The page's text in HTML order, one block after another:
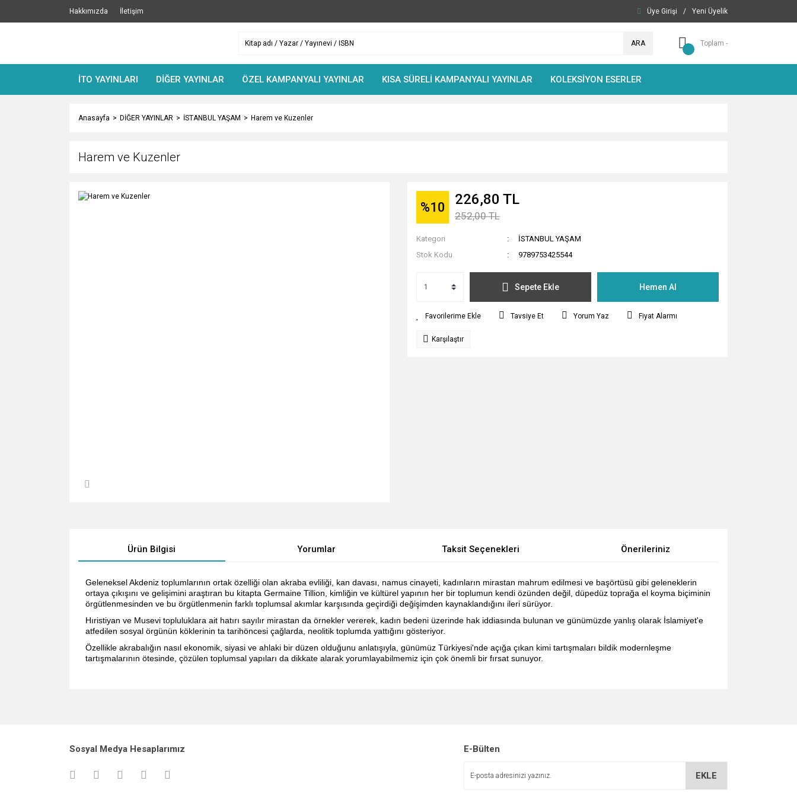
Hakkımızda İletişim Üye Girişi / Yeni Üyelik
ARA Toplam -
İTO YAYINLARI DİĞER YAYINLAR ÖZEL KAMPANYALI YAYINLAR KISA SÜRELİ KAMPANYALI YAYINLAR KOLEKSİYON ESERLER
Anasayfa DİĞER YAYINLAR İSTANBUL YAŞAM Harem ve Kuzenler
Harem ve Kuzenler
%10 226,80 TL
252,00 TL
Kategori
İSTANBUL YAŞAM
Stok Kodu
9789753425544
Sepete Ekle Hemen Al
Tavsiye Et Yorum Yaz Fiyat Alarmı
Karşılaştır
Ürün Bilgisi Yorumlar Taksit Seçenekleri Önerileriniz
Geleneksel Akdeniz toplumlarının ortak özelliği olan akraba evliliği, kan davası, namus cinayeti, kadınların mirastan mahrum edilmesi ve başörtüsü gibi geleneklerin
ortaya çıkışını ve gelişimini araştıran bu kitapta Germaine Tillion, kimliğin ve kültürel yapının her bir toplumun kendi özünden değil, düpedüz toprağa el koyma biçiminin
örgütlenmesinden ve bu örgütlenmenin farklı toplumsal akımlar karşısında geçirdiği değişimden kaynaklandığını ileri sürüyor.
Hıristiyan ve Musevi topluluklara ait hatırı sayılır mirastan da örnekler vererek, kadın bedeni üzerinde hak iddiasında bulunan ve günümüzde yanlış olarak İslamiyet'e
atfedilen sosyal örgünün köklerinin ta tarihöncesi çağlarda, neolitik toplumda yattığını gösteriyor.
Özellikle akrabalığın nasıl ekonomik, siyasi ve ahlaki bir düzen olduğunu anlatışıyla, günümüz Türkiyesi'nde açığa çıkan kimi tartışmaları bildik modernleşme
tartışmalarının ötesinde, çözülen toplumsal yapıları da dikkate alarak yorumlayabilmemiz için çok önemli bir fırsat sunuyor.
Ürün açıklamasında eksik bilgiler bulunuyor.
Sosyal Medya Hesaplarımız E-Bülten
EKLE